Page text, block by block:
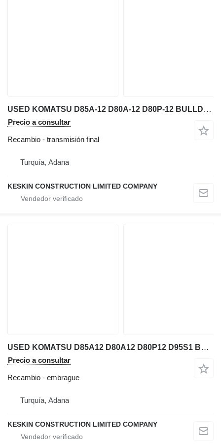
USED KOMATSU D85A-12 D80A-12 D80P-12 BULLDOZER HUB CIRCLE GEAR P transmisión final para Komatsu D85A12 / D80A12 / D80P12 bulldozer
Precio a consultar
Recambio - transmisión final
Turquía, Adana
KESKIN CONSTRUCTION LIMITED COMPANY
USED KOMATSU D85A12 D80A12 D80P12 D95S1 BULLDOZER BRAKE GROUP ST embrague para Komatsu D85A12 / D80A12 / D80P12 / D95S1 bulldozer
Precio a consultar
Recambio - embrague
Turquía, Adana
KESKIN CONSTRUCTION LIMITED COMPANY